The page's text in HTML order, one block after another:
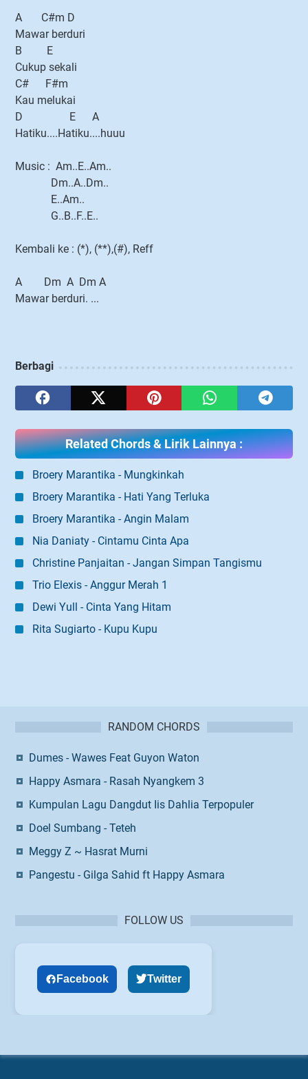
A C#m D
Mawar berduri
B E
Cukup sekali
C# F#m
Kau melukai
D E A
Hatiku....Hatiku....huuu
Music : Am..E..Am..
Dm..A..Dm..
E..Am..
G..B..F..E..
Kembali ke : (*), (**),(#), Reff
A Dm A Dm A
Mawar berduri. ...
Berbagi
Related Chords & Lirik Lainnya :
Broery Marantika - Mungkinkah
Broery Marantika - Hati Yang Terluka
Broery Marantika - Angin Malam
Nia Daniaty - Cintamu Cinta Apa
Christine Panjaitan - Jangan Simpan Tangismu
Trio Elexis - Anggur Merah 1
Dewi Yull - Cinta Yang Hitam
Rita Sugiarto - Kupu Kupu
RANDOM CHORDS
Dumes - Wawes Feat Guyon Waton
Happy Asmara - Rasah Nyangkem 3
Kumpulan Lagu Dangdut Iis Dahlia Terpopuler
Doel Sumbang - Teteh
Meggy Z ~ Hasrat Murni
Pangestu - Gilga Sahid ft Happy Asmara
FOLLOW US
Facebook Twitter